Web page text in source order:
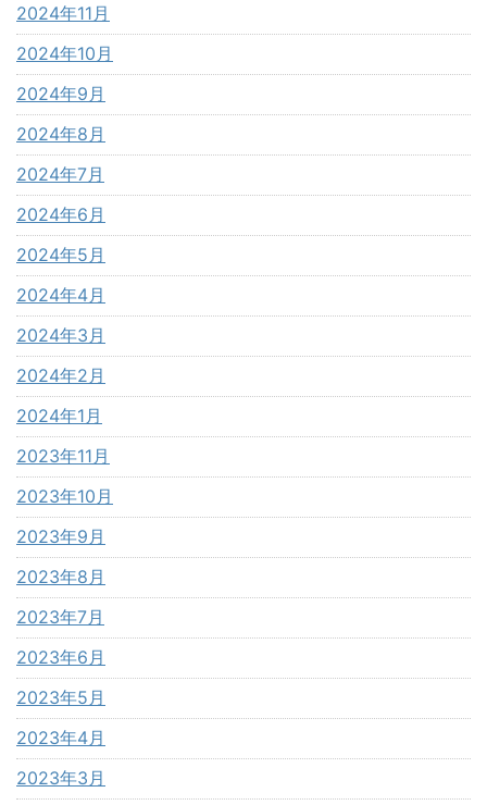
2024年11月
2024年10月
2024年9月
2024年8月
2024年7月
2024年6月
2024年5月
2024年4月
2024年3月
2024年2月
2024年1月
2023年11月
2023年10月
2023年9月
2023年8月
2023年7月
2023年6月
2023年5月
2023年4月
2023年3月